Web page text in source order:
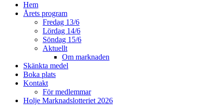
Hem
Årets program
Fredag 13/6
Lördag 14/6
Söndag 15/6
Aktuellt
Om marknaden
Skänkta medel
Boka plats
Kontakt
För medlemmar
Holje Marknadslotteriet 2026